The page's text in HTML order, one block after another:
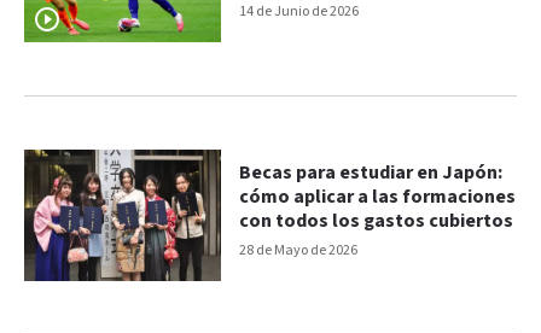
14 de Junio de 2026
28 de Mayo de 2026
Becas para estudiar en Japón:
cómo aplicar a las formaciones
con todos los gastos cubiertos